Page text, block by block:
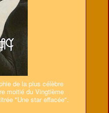
de la plus célèbre
moitié du Vingtième
"Une star effacée".